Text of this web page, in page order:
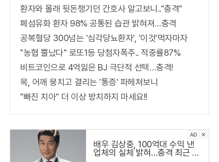
환자와 몰래 뒷돈챙기던 간호사 알고보니.."충격"
폐섬유화 환자 98% 공통된 습관 밝혀져…충격
공복혈당 300넘는 '심각당뇨환자', '이것'먹자마자
"농협 뿔났다" 로또1등 당첨자폭주.. 적중률87%
비트코인으로 4억잃은 BJ 극단적 선택…충격!
목, 어깨 뭉치고 결리는 '통증' 파헤쳐보니
"빠진 치아" 더 이상 방치하지 마세요!!
배우 김상중, 100억대 수익 낸
업체의 실체 밝혀…충격 최근 냉